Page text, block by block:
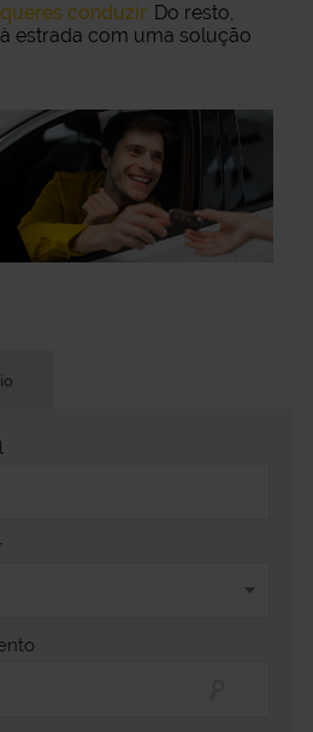
conduzir. Do resto,
estrada com uma solução